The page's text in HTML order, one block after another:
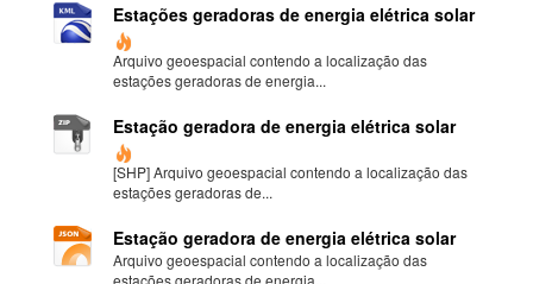
Estações geradoras de energia elétrica solar
Arquivo geoespacial contendo a localização das
estações geradoras de energia...
Estação geradora de energia elétrica solar
[SHP] Arquivo geoespacial contendo a localização das
estações geradoras de...
Estação geradora de energia elétrica solar
Arquivo geoespacial contendo a localização das
estações geradoras de energia...